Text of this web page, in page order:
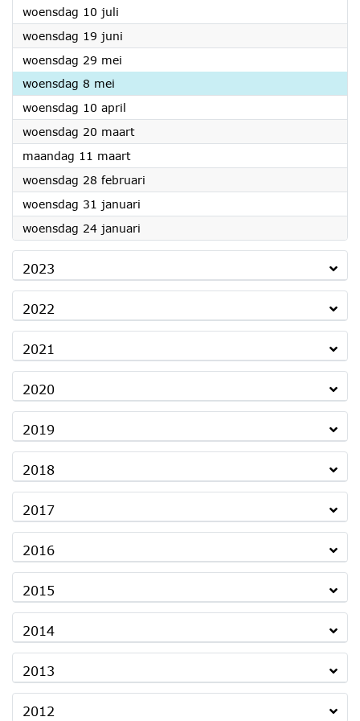
woensdag 10 juli
woensdag 19 juni
woensdag 29 mei
woensdag 8 mei
woensdag 10 april
woensdag 20 maart2024
maandag 11 maart2024
woensdag 28 februari
woensdag 31 januari
woensdag 24 januari
2023
2022
2021
2020
2019
2018
2017
2016
2015
2014
2013
2012